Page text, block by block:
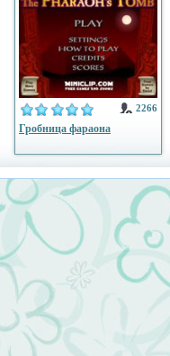
2266
Гробница фараона